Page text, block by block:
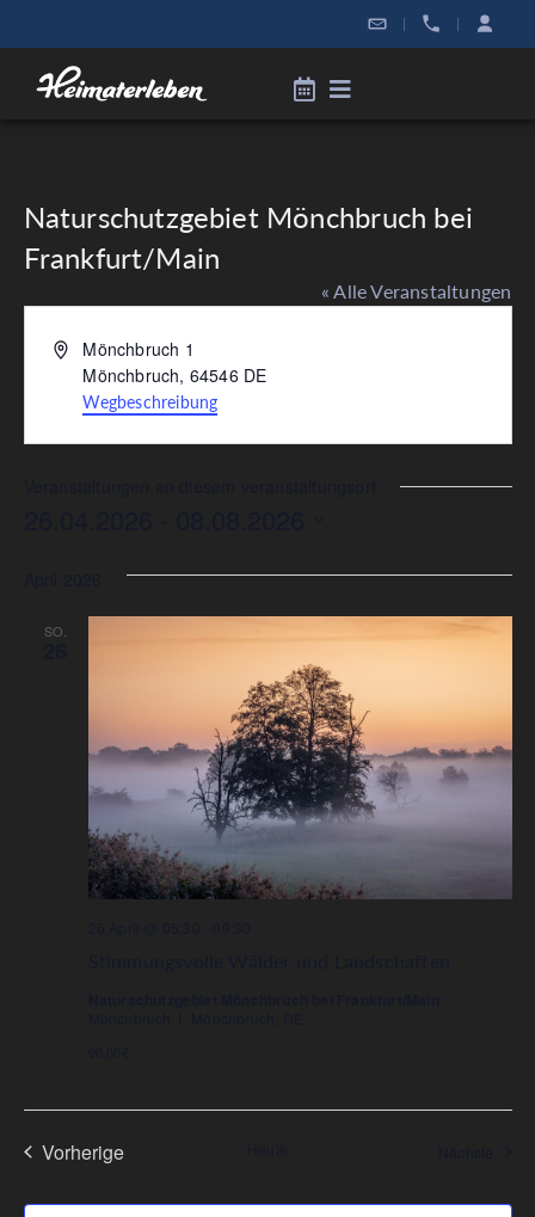
| |
Naturschutzgebiet Mönchbruch bei
Frankfurt/Main
« Alle Veranstaltungen
AdresseMönchbruch 1
Mönchbruch, 64546 DE
Wegbeschreibung
SO.
VorherigeVeranstaltungen